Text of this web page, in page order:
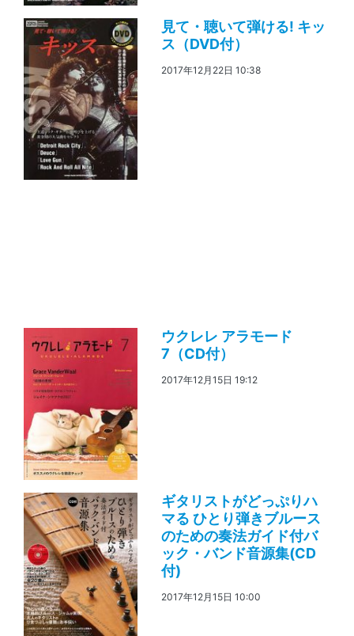
見て・聴いて弾ける! キッ
ス（DVD付）
2017年12月22日 10:38
ウクレレ アラモード
7（CD付）
2017年12月15日 19:12
ギタリストがどっぷりハ
マる ひとり弾きブルース
のための奏法ガイド付バ
ック・バンド音源集(CD
付)
2017年12月15日 10:00